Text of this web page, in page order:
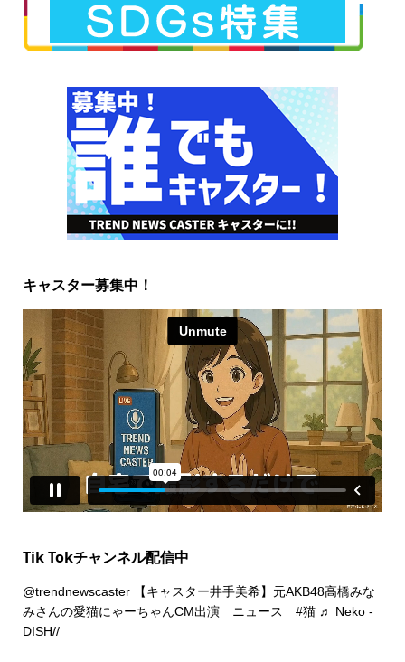
キャスター募集中！
Tik Tokチャンネル配信中
@trendnewscaster【キャスター井手美希】元AKB48高橋みな
みさんの愛猫にゃーちゃんCM出演 ニュース #猫 ♬ Neko -
DISH//